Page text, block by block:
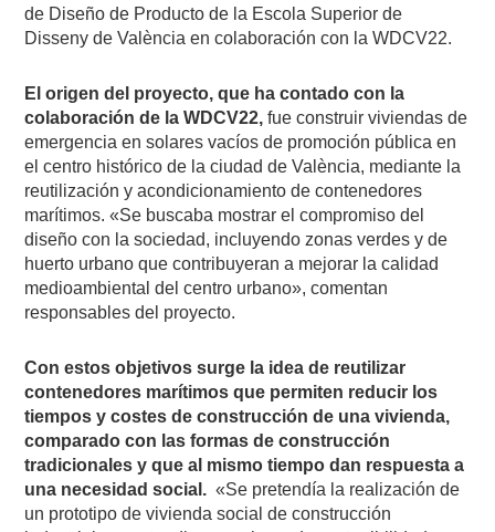
de Diseño de Producto de la Escola Superior de
Disseny de València en colaboración con la WDCV22.
El origen del proyecto, que ha contado con la
colaboración de la WDCV22, fue construir viviendas de
emergencia en solares vacíos de promoción pública en
el centro histórico de la ciudad de València, mediante la
reutilización y acondicionamiento de contenedores
marítimos. «Se buscaba mostrar el compromiso del
diseño con la sociedad, incluyendo zonas verdes y de
huerto urbano que contribuyeran a mejorar la calidad
medioambiental del centro urbano», comentan
responsables del proyecto.
Con estos objetivos surge la idea de reutilizar
contenedores marítimos que permiten reducir los
tiempos y costes de construcción de una vivienda,
comparado con las formas de construcción
tradicionales y que al mismo tiempo dan respuesta a
una necesidad social. «Se pretendía la realización de
un prototipo de vivienda social de construcción